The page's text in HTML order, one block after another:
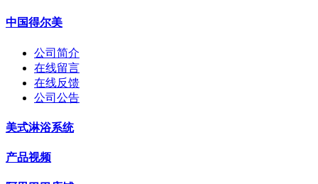
中国得尔美
公司简介
在线留言
在线反馈
公司公告
美式淋浴系统
产品视频